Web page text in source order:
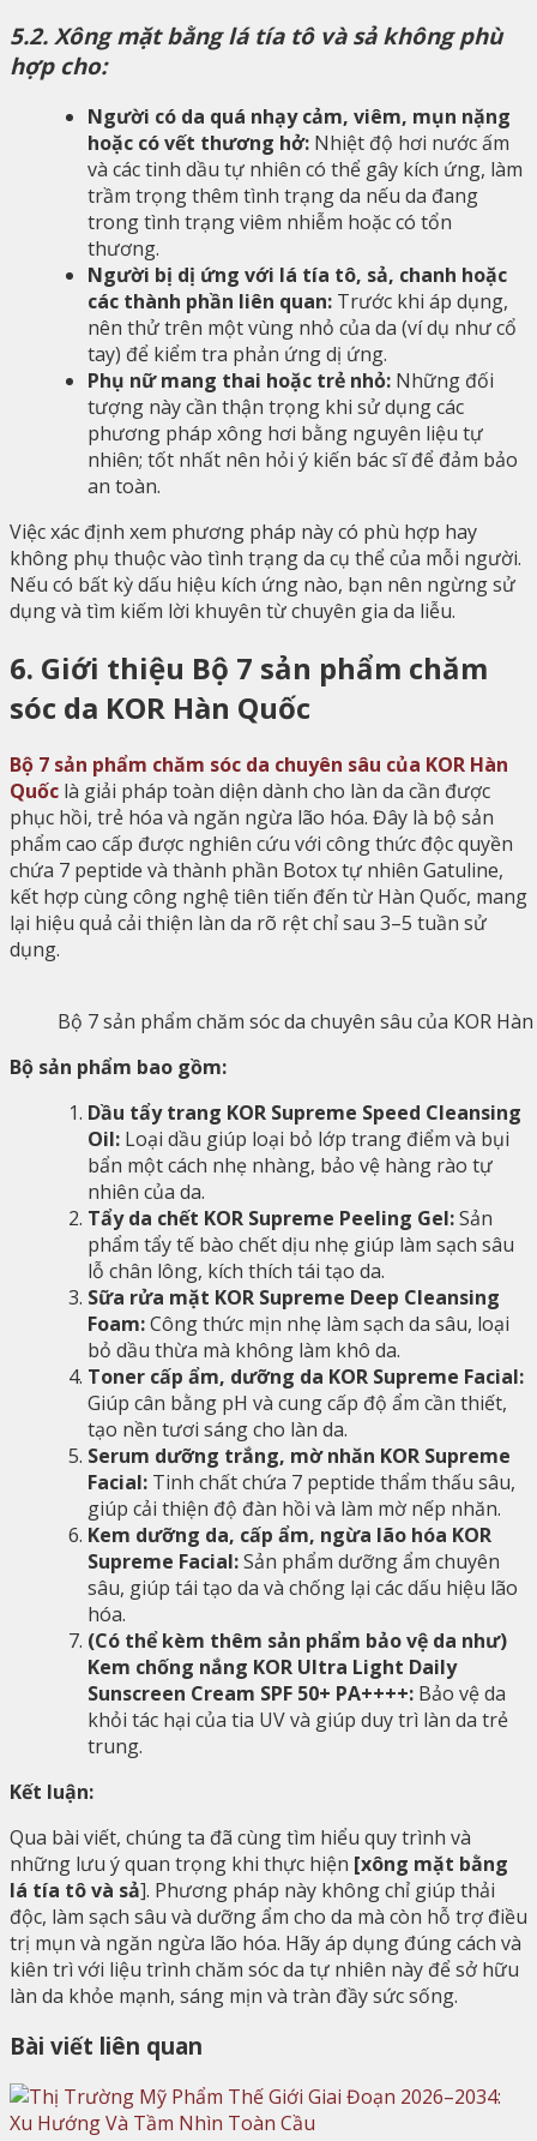
5.2. Xông mặt bằng lá tía tô và sả không phù
hợp cho:
Người có da quá nhạy cảm, viêm, mụn nặng
hoặc có vết thương hở: Nhiệt độ hơi nước ấm
và các tinh dầu tự nhiên có thể gây kích ứng, làm
trầm trọng thêm tình trạng da nếu da đang
trong tình trạng viêm nhiễm hoặc có tổn
thương.
Người bị dị ứng với lá tía tô, sả, chanh hoặc
các thành phần liên quan: Trước khi áp dụng,
nên thử trên một vùng nhỏ của da (ví dụ như cổ
tay) để kiểm tra phản ứng dị ứng.
Phụ nữ mang thai hoặc trẻ nhỏ: Những đối
tượng này cần thận trọng khi sử dụng các
phương pháp xông hơi bằng nguyên liệu tự
nhiên; tốt nhất nên hỏi ý kiến bác sĩ để đảm bảo
an toàn.
Việc xác định xem phương pháp này có phù hợp hay
không phụ thuộc vào tình trạng da cụ thể của mỗi người.
Nếu có bất kỳ dấu hiệu kích ứng nào, bạn nên ngừng sử
dụng và tìm kiếm lời khuyên từ chuyên gia da liễu.
6. Giới thiệu Bộ 7 sản phẩm chăm
sóc da KOR Hàn Quốc
Bộ 7 sản phẩm chăm sóc da chuyên sâu của KOR Hàn
Quốc là giải pháp toàn diện dành cho làn da cần được
phục hồi, trẻ hóa và ngăn ngừa lão hóa. Đây là bộ sản
phẩm cao cấp được nghiên cứu với công thức độc quyền
chứa 7 peptide và thành phần Botox tự nhiên Gatuline,
kết hợp cùng công nghệ tiên tiến đến từ Hàn Quốc, mang
lại hiệu quả cải thiện làn da rõ rệt chỉ sau 3–5 tuần sử
dụng.
Bộ 7 sản phẩm chăm sóc da chuyên sâu của KOR
Bộ sản phẩm bao gồm:
Dầu tẩy trang KOR Supreme Speed Cleansing
Oil: Loại dầu giúp loại bỏ lớp trang điểm và bụi
bẩn một cách nhẹ nhàng, bảo vệ hàng rào tự
nhiên của da.
Tẩy da chết KOR Supreme Peeling Gel:Sản
phẩm tẩy tế bào chết dịu nhẹ giúp làm sạch sâu
lỗ chân lông, kích thích tái tạo da.
Sữa rửa mặt KOR Supreme Deep Cleansing
Foam:Công thức mịn nhẹ làm sạch da sâu, loại
bỏ dầu thừa mà không làm khô da.
Toner cấp ẩm, dưỡng da KOR Supreme Facial:
Giúp cân bằng pH và cung cấp độ ẩm cần thiết,
tạo nền tươi sáng cho làn da.
Serum dưỡng trắng, mờ nhăn KOR Supreme
Facial: Tinh chất chứa 7 peptide thẩm thấu sâu,
giúp cải thiện độ đàn hồi và làm mờ nếp nhăn.
Kem dưỡng da, cấp ẩm, ngừa lão hóa KOR
Supreme Facial:Sản phẩm dưỡng ẩm chuyên
sâu, giúp tái tạo da và chống lại các dấu hiệu lão
hóa.
(Có thể kèm thêm sản phẩm bảo vệ da như)
Kem chống nắng KOR Ultra Light Daily
Sunscreen Cream SPF 50+ PA++++: Bảo vệ da
khỏi tác hại của tia UV và giúp duy trì làn da trẻ
trung.
Kết luận:
Qua bài viết, chúng ta đã cùng tìm hiểu quy trình và
những lưu ý quan trọng khi thực hiện [xông mặt bằng
lá tía tô và sả]. Phương pháp này không chỉ giúp thải
độc, làm sạch sâu và dưỡng ẩm cho da mà còn hỗ trợ điều
trị mụn và ngăn ngừa lão hóa. Hãy áp dụng đúng cách và
kiên trì với liệu trình chăm sóc da tự nhiên này để sở hữu
làn da khỏe mạnh, sáng mịn và tràn đầy sức sống.
Bài viết liên quan